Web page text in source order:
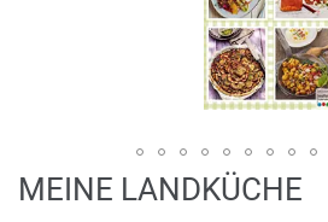
Zum
Anfang
MEINE LANDKÜCHE